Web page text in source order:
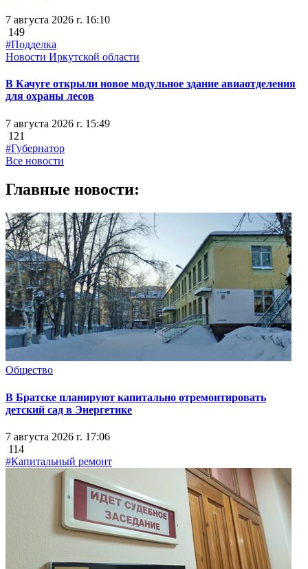
7 августа 2026 г. 16:10
149
#Подделка
Новости Иркутской области
В Качуге открыли новое модульное здание авиаотделения
для охраны лесов
7 августа 2026 г. 15:49
121
#Губернатор
Все новости
Главные новости:
Общество
В Братске планируют капитально отремонтировать
детский сад в Энергетике
7 августа 2026 г. 17:06
114
#Капитальный ремонт